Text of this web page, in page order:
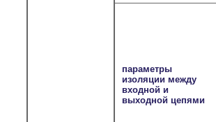
параметры
изоляции между
входной и
выходной цепями